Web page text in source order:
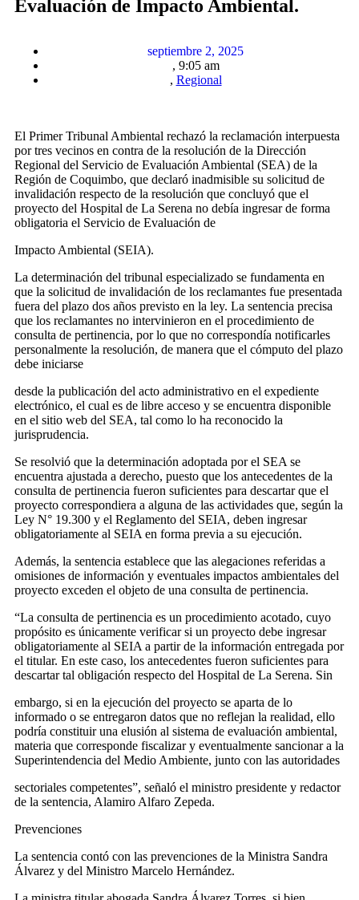
Evaluación de Impacto Ambiental.
septiembre 2, 2025
, 9:05 am
, Regional
El Primer Tribunal Ambiental rechazó la reclamación interpuesta
por tres vecinos en contra de la resolución de la Dirección
Regional del Servicio de Evaluación Ambiental (SEA) de la
Región de Coquimbo, que declaró inadmisible su solicitud de
invalidación respecto de la resolución que concluyó que el
proyecto del Hospital de La Serena no debía ingresar de forma
obligatoria el Servicio de Evaluación de
Impacto Ambiental (SEIA).
La determinación del tribunal especializado se fundamenta en
que la solicitud de invalidación de los reclamantes fue presentada
fuera del plazo dos años previsto en la ley. La sentencia precisa
que los reclamantes no intervinieron en el procedimiento de
consulta de pertinencia, por lo que no correspondía notificarles
personalmente la resolución, de manera que el cómputo del plazo
debe iniciarse
desde la publicación del acto administrativo en el expediente
electrónico, el cual es de libre acceso y se encuentra disponible
en el sitio web del SEA, tal como lo ha reconocido la
jurisprudencia.
Se resolvió que la determinación adoptada por el SEA se
encuentra ajustada a derecho, puesto que los antecedentes de la
consulta de pertinencia fueron suficientes para descartar que el
proyecto correspondiera a alguna de las actividades que, según la
Ley N° 19.300 y el Reglamento del SEIA, deben ingresar
obligatoriamente al SEIA en forma previa a su ejecución.
Además, la sentencia establece que las alegaciones referidas a
omisiones de información y eventuales impactos ambientales del
proyecto exceden el objeto de una consulta de pertinencia.
“La consulta de pertinencia es un procedimiento acotado, cuyo
propósito es únicamente verificar si un proyecto debe ingresar
obligatoriamente al SEIA a partir de la información entregada por
el titular. En este caso, los antecedentes fueron suficientes para
descartar tal obligación respecto del Hospital de La Serena. Sin
embargo, si en la ejecución del proyecto se aparta de lo
informado o se entregaron datos que no reflejan la realidad, ello
podría constituir una elusión al sistema de evaluación ambiental,
materia que corresponde fiscalizar y eventualmente sancionar a la
Superintendencia del Medio Ambiente, junto con las autoridades
sectoriales competentes”, señaló el ministro presidente y redactor
de la sentencia, Alamiro Alfaro Zepeda.
Prevenciones
La sentencia contó con las prevenciones de la Ministra Sandra
Álvarez y del Ministro Marcelo Hernández.